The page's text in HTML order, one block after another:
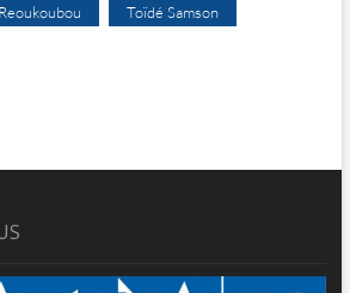
Toïdé Samson